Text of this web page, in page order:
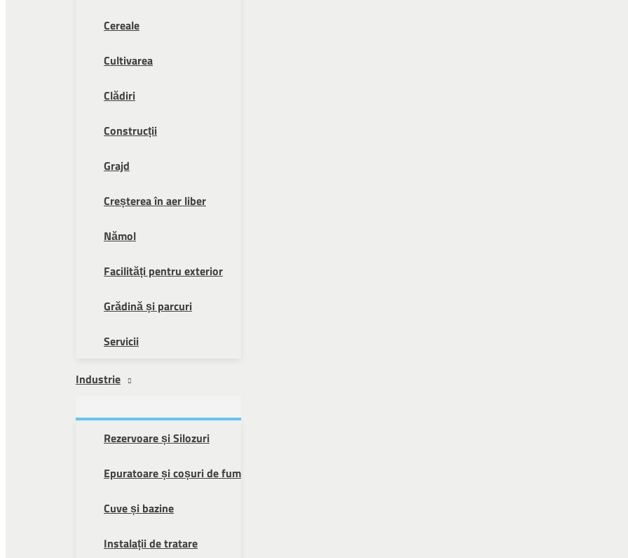
Cereale
Cultivarea
Clădiri
Construcții
Grajd
Creșterea în aer liber
Nămol
Facilități pentru exterior
Grădină și parcuri
Servicii
Industrie
Rezervoare și Silozuri
Epuratoare și coșuri de fum
Cuve și bazine
Instalații de tratare